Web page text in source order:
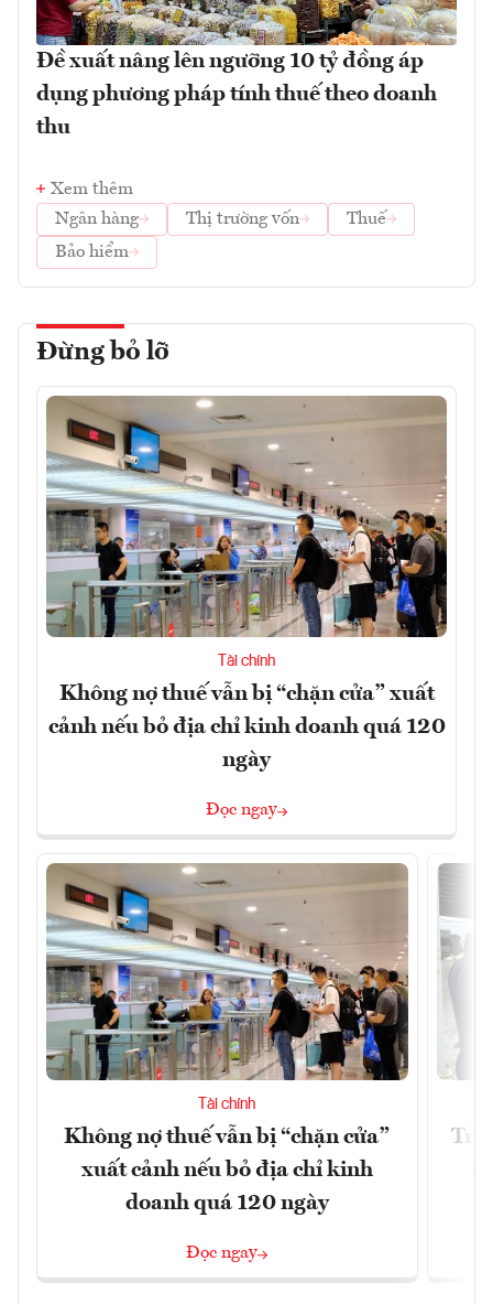
Đề xuất nâng lên ngưỡng 10 tỷ đồng áp
dụng phương pháp tính thuế theo doanh
thu
Xem thêm
Ngân hàng
Thị trường vốn
Thuế
Bảo hiểm
Đừng bỏ lỡ
Tài chính
Không nợ thuế vẫn bị “chặn cửa” xuất
cảnh nếu bỏ địa chỉ kinh doanh quá 120
ngày
Đọc ngay
Tài chính
Không nợ thuế vẫn bị “chặn cửa”
xuất cảnh nếu bỏ địa chỉ kinh
doanh quá 120 ngày
Đọc ngay